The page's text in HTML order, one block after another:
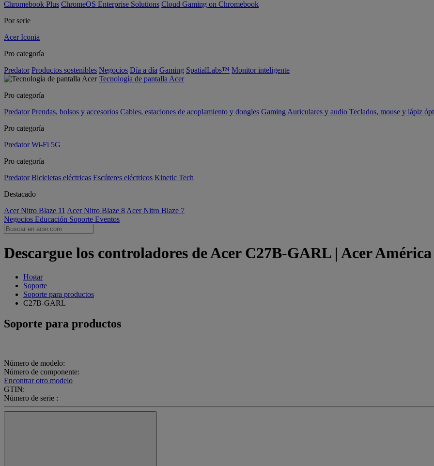
Chromebook Plus ChromeOS Enterprise Solutions Cloud Gaming on Chromebook
Por serie
Acer Iconia
Pro categoría
Predator Productos sostenibles Negocios Día a día Gaming SpatialLabs™ Monitor inteligente
Tecnología de pantalla Acer
Pro categoría
Predator Prendas, bolsos y accesorios Cables, estaciones de acoplamiento y dongles Gaming Auriculares y audio Teclados, mouse y lápiz
Pro categoría
Predator Wi-Fi 5G
Pro categoría
Predator Bicicletas eléctricas Escúteres eléctricos Kinetic Tech
Destacado
Acer Nitro Blaze 11 Acer Nitro Blaze 8 Acer Nitro Blaze 7
Negocios Educación Soporte Eventos
Descargue los controladores de Acer C27B-GARL | Acer
Hogar
Soporte
Soporte para productos
C27B-GARL
Soporte para productos
Número de modelo:
Número de componente:
Encontrar otro modelo
GTIN:
Número de serie :